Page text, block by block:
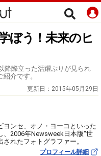
ぼう！未来のヒ
降際立った活躍ぶりが見られ
介です。
更新日： 2015年05月29日
ヨンセ、オノ・ヨーコといった
2006年Newsweek日本版“世
れたフォトグラファー。
プロフィール詳細